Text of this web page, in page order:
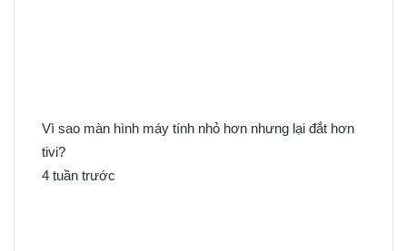
Vì sao màn hình máy tính nhỏ hơn nhưng lại đắt hơn
tivi?
4 tuần trước